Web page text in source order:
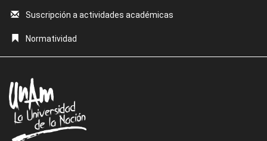
Suscripción a actividades académicas
Normatividad